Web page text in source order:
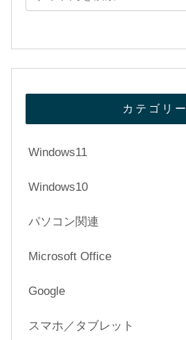
カテゴリー
Windows11
Windows10
パソコン関連
Microsoft Office
Google
スマホ／タブレット